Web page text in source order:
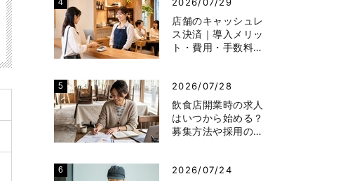
店舗のキャッシュレ
ス決済｜導入メリッ
ト・費用・手数料…
2026/07/28
飲食店開業時の求人
はいつから始める？
募集方法や採用の…
2026/07/24